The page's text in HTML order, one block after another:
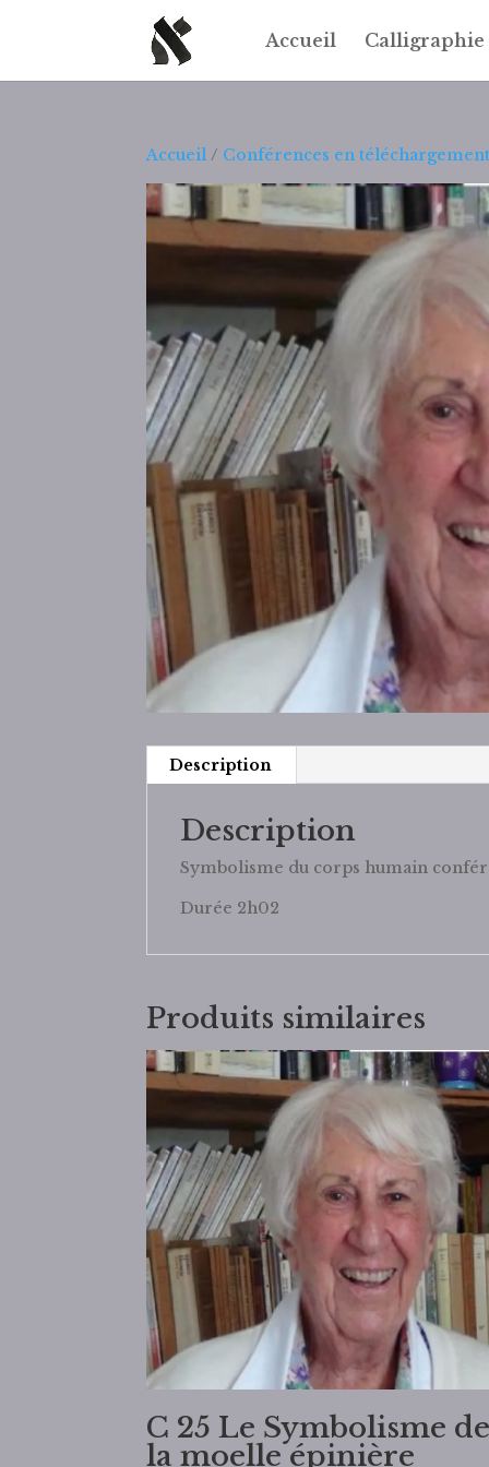
Accueil
Accueil / Conférences en
Description
Description
Symbolisme du corps humain
Durée 2h02
Produits similaires
C 25 Le Symbolisme
la moelle épinière